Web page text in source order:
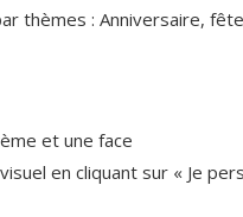
thèmes : Anniversaire,
et une face
en cliquant sur « Je